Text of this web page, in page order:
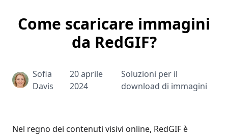
Come scaricare immagini
da RedGIF?
Sofia
Davis
20 aprile
2024
Soluzioni per il
download di immagini
Nel regno dei contenuti visivi online, RedGIF è